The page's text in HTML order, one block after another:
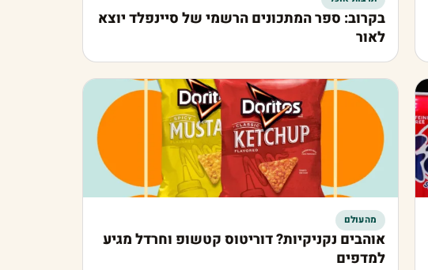
בקרוב: ספר המתכונים הרשמי של סיינפלד יוצא
לאור
מהעולם
אוהבים נקניקיות? דוריטוס קטשופ וחרדל מגיע
למדפים